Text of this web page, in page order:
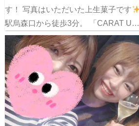
す！ 写真はいただいた上生菓子です
駅烏森口から徒歩3分。 「CARAT U…